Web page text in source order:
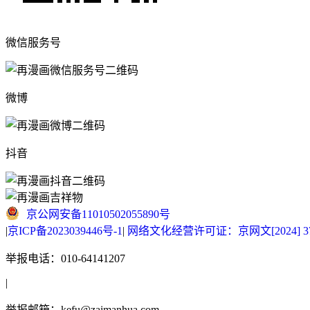
微信服务号
微博
抖音
京公网安备11010502055890号
|京ICP备2023039446号-1 | 网络文化经营许可证：京网文[2024]
举报电话：010-64141207
|